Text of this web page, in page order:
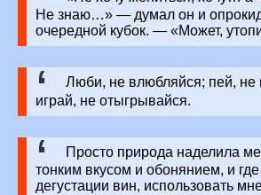
Не знаю…» — думал он и
очередной кубок. — «Может,
Люби, не влюбляйся; пей, не
играй, не отыгрывайся.
Просто природа наделила
тонким вкусом и обонянием, и
дегустации вин, использовать